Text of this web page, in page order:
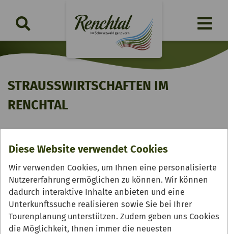
Diese Website verwendet Cookies
Wir verwenden Cookies, um Ihnen eine personalisierte
Nutzererfahrung ermöglichen zu können. Wir können
dadurch interaktive Inhalte anbieten und eine
Unterkunftssuche realisieren sowie Sie bei Ihrer
Tourenplanung unterstützen. Zudem geben uns Cookies
die Möglichkeit, Ihnen immer die neuesten
STRAUSSWIRTSCHAFTEN IM R
ENCHTAL
Ort:
Alle Oberkirch Oppenau Lautenbach
Umgebung